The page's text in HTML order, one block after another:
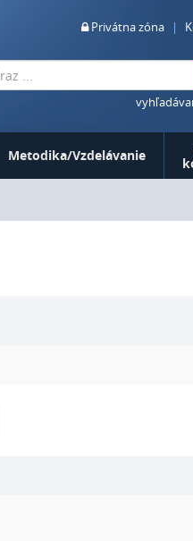
Privátna zóna |
Metodika/Vzdelávanie